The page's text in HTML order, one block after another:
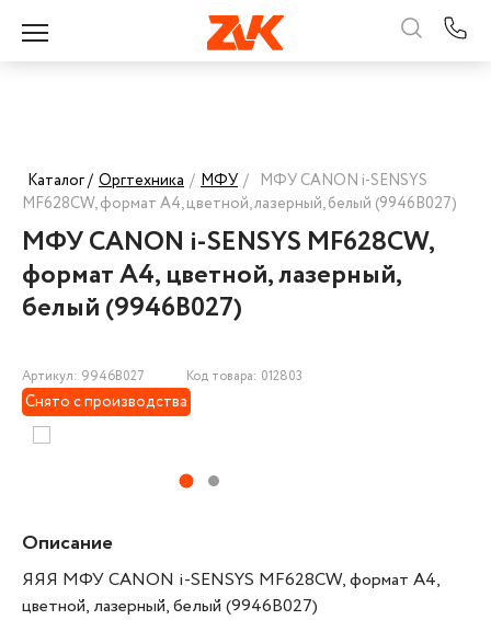
Каталог / Оргтехника / МФУ / МФУ CANON i-SENSYS
MF628CW, формат А4, цветной, лазерный, белый (9946B027)
МФУ CANON i-SENSYS MF628CW,
формат А4, цветной, лазерный,
белый (9946B027)
Артикул: 9946B027 Код товара: 012803
Снято с производства
Описание
ЯЯЯ МФУ CANON i-SENSYS MF628CW, формат А4,
цветной, лазерный, белый (9946B027)